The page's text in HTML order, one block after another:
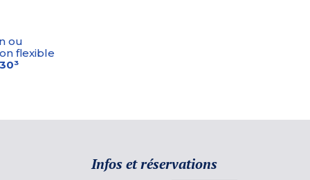
ou
flexible
Infos et réservations